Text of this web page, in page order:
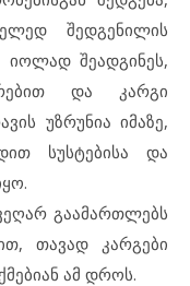
შედგენილის
იოლად შეადგინეს,
და კარგი
უზრუნია იმაზე,
სუსტებისა და
გაამართლებს
თავად კარგები
ამ დროს.